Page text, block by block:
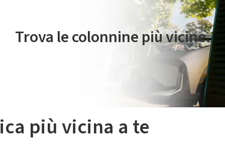
Trova le colonnine più vicine.
più vicina a te